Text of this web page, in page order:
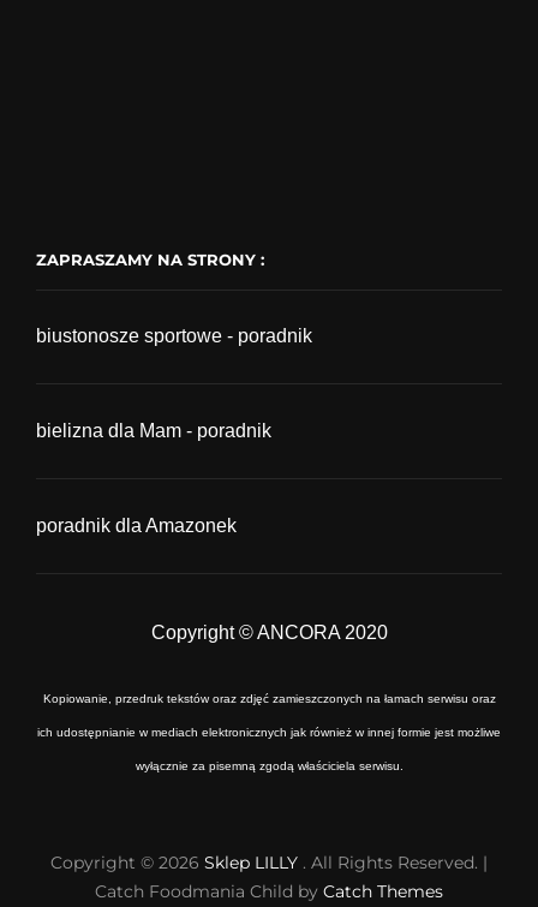
ZAPRASZAMY NA STRONY :
biustonosze sportowe - poradnik
bielizna dla Mam - poradnik
poradnik dla Amazonek
Copyright © ANCORA 2020
Kopiowanie, przedruk tekstów oraz zdjęć zamieszczonych na łamach serwisu oraz
ich udostępnianie w mediach elektronicznych jak również w innej formie jest możliwe
wyłącznie za pisemną zgodą właściciela serwisu.
Copyright © 2026 Sklep LILLY . All Rights Reserved. |
Catch Foodmania Child by Catch Themes